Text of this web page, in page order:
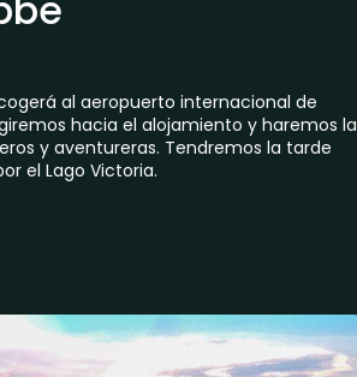
al aeropuerto internacional de
hacia el alojamiento y haremos la
y aventureras. Tendremos la tarde
el Lago Victoria.